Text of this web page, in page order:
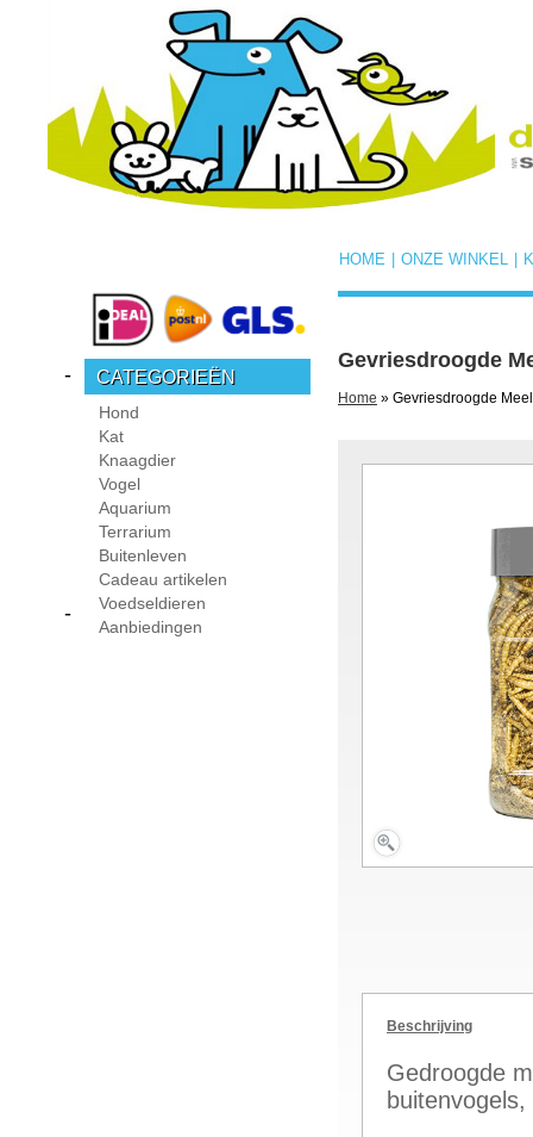
ONZE WINKEL
HOME
CATEGORIEËN
-
Hond
Kat
Knaagdier
Vogel
Aquarium
Terrarium
Buitenleven
Cadeau artikelen
Voedseldieren
Aanbiedingen
-
Gevriesdroogde
Home » Gevriesdroogde
Beschrijving
Gedroogde